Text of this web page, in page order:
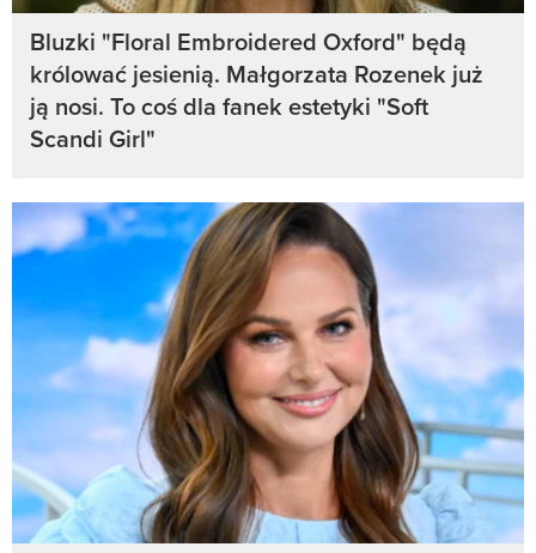
Bluzki "Floral Embroidered Oxford" będą
królować jesienią. Małgorzata Rozenek już
ją nosi. To coś dla fanek estetyki "Soft
Scandi Girl"